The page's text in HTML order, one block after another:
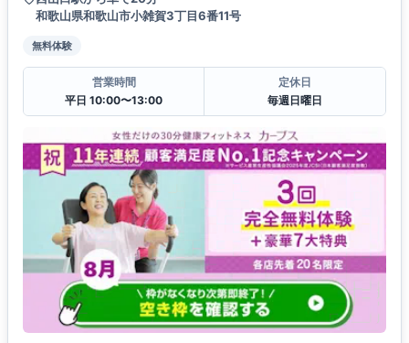
和歌山県和歌山市小雑賀3丁目6番11号
無料体験
営業時間
平日 10:00〜13:00
定休日
毎週日曜日